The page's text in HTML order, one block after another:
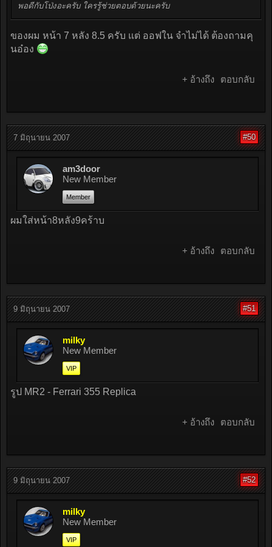
พอดีกับโป่งอะครับ ใครรู้ช่วยตอบด้วยนะครับ
ของผม หน้า 7 หลัง 8.5 ครับ แต่ ออฟใน จำไม่ได้ ต้องถามคุ
นอ๋อง
+ อ้างถึง ตอบกลับ
7 มิถุนายน 2007 #50
am3door
New Member
Member
ผมใส่หน้า8หลัง9คร้าบ
+ อ้างถึง ตอบกลับ
9 มิถุนายน 2007 #51
milky
New Member
VIP
รูป MR2 - Ferrari 355 Replica
+ อ้างถึง ตอบกลับ
9 มิถุนายน 2007 #52
milky
New Member
VIP